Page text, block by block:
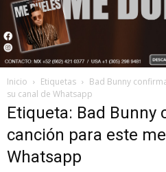
Inicio Etiquetas
Bad Bunny
su canal de Whatsapp
Etiqueta: Bad Bunny
canción para este
Whatsapp